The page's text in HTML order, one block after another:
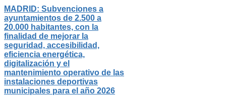
MADRID: Subvenciones a
ayuntamientos de 2.500 a
20.000 habitantes, con la
finalidad de mejorar la
seguridad, accesibilidad,
eficiencia energética,
digitalización y el
mantenimiento operativo de las
instalaciones deportivas
municipales para el año 2026